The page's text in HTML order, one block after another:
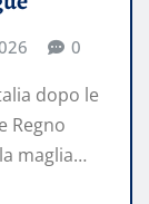
0
dopo le
Regno
maglia…